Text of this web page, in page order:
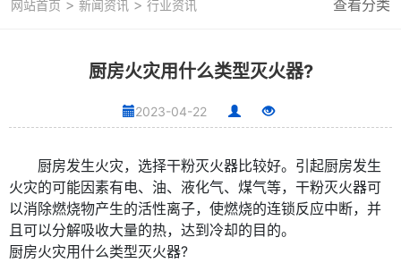
网站首页 > 新闻资讯 > 行业资讯 查看分类
厨房火灾用什么类型灭火器?
2023-04-22
厨房发生火灾，选择干粉灭火器比较好。引起厨房发生
火灾的可能因素有电、油、液化气、煤气等，干粉灭火器可
以消除燃烧物产生的活性离子，使燃烧的连锁反应中断，并
且可以分解吸收大量的热，达到冷却的目的。
厨房火灾用什么类型灭火器?